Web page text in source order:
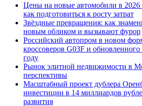
Цены на новые автомобили в 2026
как подготовиться к росту затрат
Звёздные превращения: как
новым обликом и вызывают фурор
Российский автопром в новом
кроссоверов G03F и
году
Рынок элитной недвижимости в
перспективы
Масштабный проект дублера
инвестиции в 14 миллиардов
развития